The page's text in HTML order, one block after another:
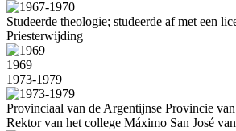
Studeerde theologie; studeerde af met een
Priesterwijding
1969
1973-1979
Provinciaal van de Argentijnse Provincie
Rektor van het college Máximo San José